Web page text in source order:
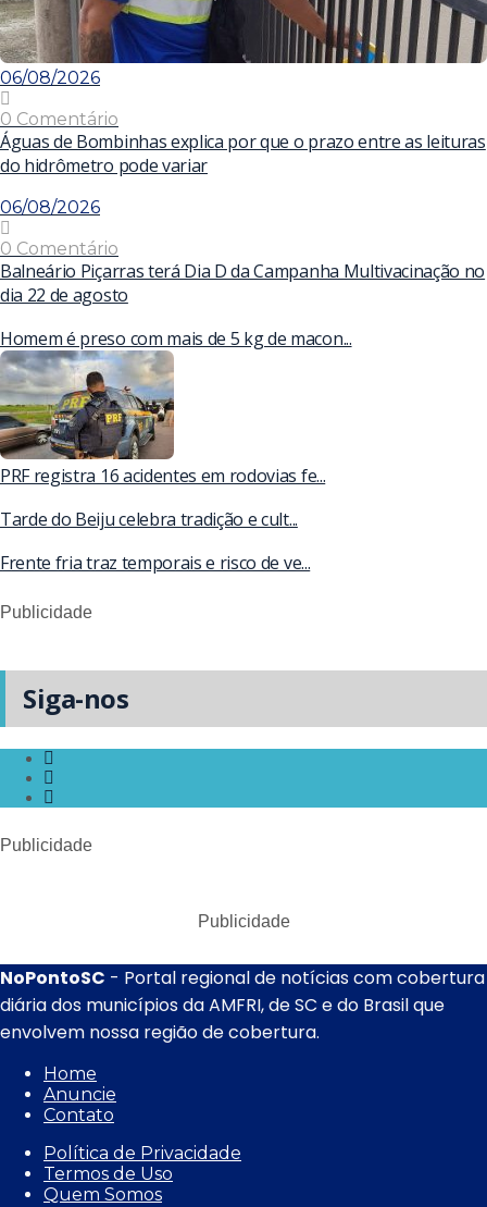
06/08/2026
0 Comentário
Águas de Bombinhas explica por que o prazo entre as leituras
do hidrômetro pode variar
06/08/2026
0 Comentário
Balneário Piçarras terá Dia D da Campanha Multivacinação no
dia 22 de agosto
Homem é preso com mais de 5 kg de macon...
PRF registra 16 acidentes em rodovias fe...
Tarde do Beiju celebra tradição e cult...
Frente fria traz temporais e risco de ve...
Publicidade
Siga-nos
Publicidade
Publicidade
NoPontoSC - Portal regional de notícias com cobertura
diária dos municípios da AMFRI, de SC e do Brasil que
envolvem nossa região de cobertura.
Home
Anuncie
Contato
Política de Privacidade
Termos de Uso
Quem Somos